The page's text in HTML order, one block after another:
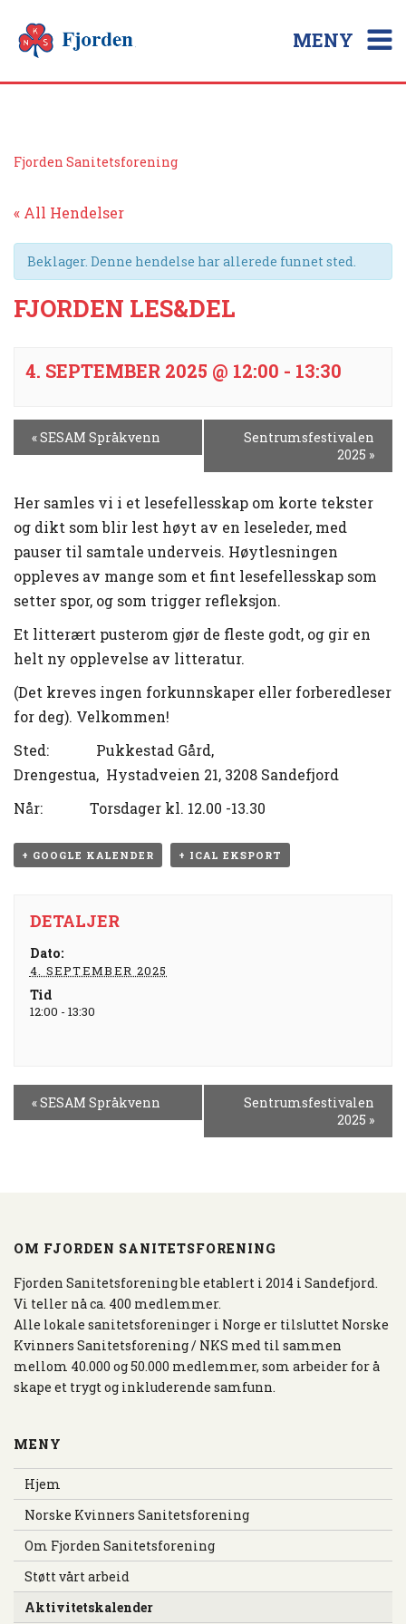
MENY
Fjorden Sanitetsforening
« All Hendelser
Beklager. Denne hendelse har allerede funnet sted.
FJORDEN LES&DEL
4. SEPTEMBER 2025 @ 12:00 - 13:30
E
E
L
S
E
N
V
I
A
S
J
O
N
«SESAM Språkvenn
Sentrumsfestivalen
2025 »
Her samles vi i et lesefellesskap om korte tekster
og dikt som blir lest høyt av en leseleder, med
pauser til samtale underveis. Høytlesningen
oppleves av mange som et fint lesefellesskap som
setter spor, og som trigger refleksjon.
Et litterært pusterom gjør de fleste godt, og gir en
helt ny opplevelse av litteratur.
(Det kreves ingen forkunnskaper eller forberedleser
for deg). Velkommen!
Sted: Pukkestad Gård,
Drengestua, Hystadveien 21, 3208 Sandefjord
Når: Torsdager kl. 12.00 -13.30
+ GOOGLE KALENDER + ICAL EKSPORT
DETALJER
Dato:
4. SEPTEMBER 2025
Tid
12:00 - 13:30
E
E
N
A
V
I
G
A
S
N
«SESAM Språkvenn
Sentrumsfestivalen
2025 »
OM FJORDEN SANITETSFORENING
Fjorden Sanitetsforening ble etablert i 2014 i Sandefjord.
Vi teller nå ca. 400 medlemmer.
Alle lokale sanitetsforeninger i Norge er tilsluttet Norske
Kvinners Sanitetsforening / NKS med til sammen
mellom 40.000 og 50.000 medlemmer, som arbeider for å
skape et trygt og inkluderende samfunn.
MENY
Hjem
Norske Kvinners Sanitetsforening
Om Fjorden Sanitetsforening
Støtt vårt arbeid
Aktivitetskalender